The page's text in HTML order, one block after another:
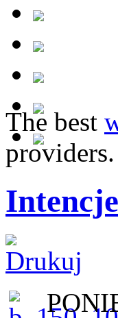
The best
providers.